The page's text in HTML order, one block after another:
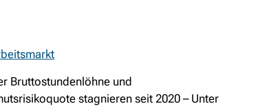
Bruttostundenlöhne und
stagnieren seit 2020 – Unter